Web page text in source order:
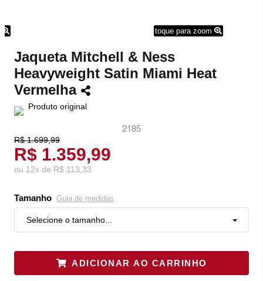
toque para zoom
Jaqueta Mitchell & Ness
Heavyweight Satin Miami Heat
Vermelha
Produto original
2185
R$ 1.699,99
R$ 1.359,99
ou 12x de R$ 113,33
Tamanho Guia de medidas
Selecione o tamanho...
ADICIONAR AO CARRINHO